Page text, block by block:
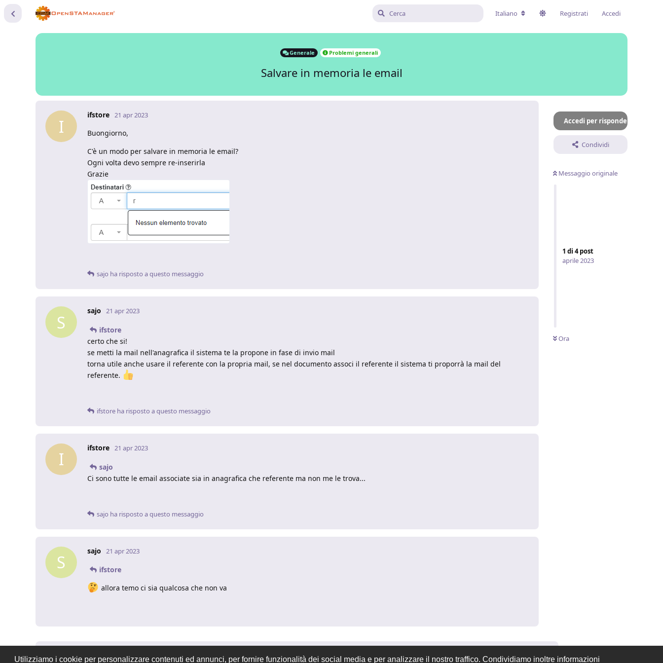
Utilizziamo i cookie per personalizzare contenuti ed annunci, per fornire funzionalità dei social media e per analizzare il nostro traffico. Condividiamo inoltre informazioni
Italiano Registrati Accedi
Generale Problemi generali
Salvare in memoria le email
Accedi per rispondere
Condividi
Messaggio originale
1 di 4post
aprile 2023
Ora
I
ifstore 21 apr 2023
Buongiorno,
C'è un modo per salvare in memoria le email?
Ogni volta devo sempre re-inserirla
Grazie
sajo ha risposto a questo messaggio
S
sajo 21 apr 2023
ifstore
certo che si!
se metti la mail nell'anagrafica il sistema te la propone in fase di invio mail
torna utile anche usare il referente con la propria mail, se nel documento associ il referente il sistema ti proporrà la mail del
referente.
ifstore ha risposto a questo messaggio
I
ifstore 21 apr 2023
sajo
Ci sono tutte le email associate sia in anagrafica che referente ma non me le trova...
sajo ha risposto a questo messaggio
S
sajo 21 apr 2023
ifstore
allora temo ci sia qualcosa che non va